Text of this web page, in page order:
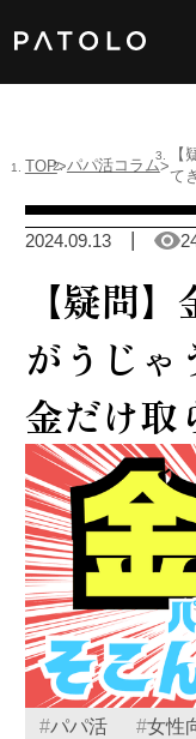
男性TOP
加盟店TOP
ABOUT US
TOP パパ活コラム
て
2024.09.13
【疑問
がうじゃ
金だけ取
#パパ活 #女性